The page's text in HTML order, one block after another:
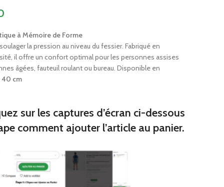
et de
broc
à Mémoire de Forme
la pression au niveau du fessier. Fabriqué en
il offre un confort optimal pour les personnes assises
âgées, fauteuil roulant ou bureau. Disponible en
cm
sur les captures d’écran ci-dessous
comment ajouter l’article au panier.